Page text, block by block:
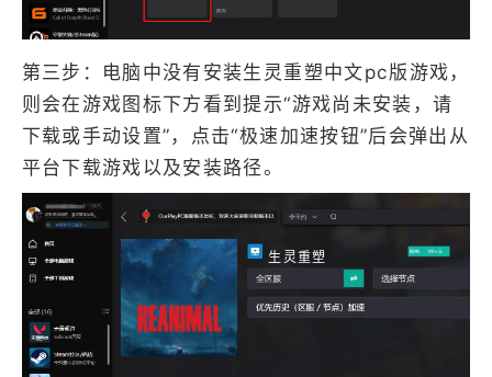
第三步：电脑中没有安装生灵重塑中文pc版游戏，
则会在游戏图标下方看到提示“游戏尚未安装，请
下载或手动设置”，点击“极速加速按钮”后会弹出从
平台下载游戏以及安装路径。
生灵重塑